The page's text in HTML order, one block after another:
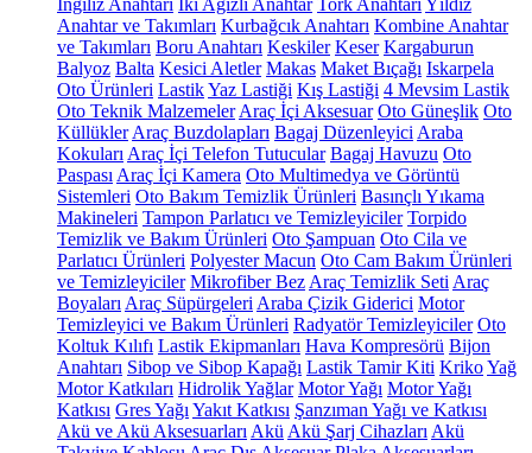
İngiliz Anahtarı İki Ağızlı Anahtar Tork Anahtarı Yıldız
Anahtar ve Takımları Kurbağcık Anahtarı Kombine Anahtar
ve Takımları Boru Anahtarı Keskiler Keser Kargaburun
Balyoz Balta Kesici Aletler Makas Maket Bıçağı Iskarpela
Oto Ürünleri LastikYaz Lastiği Kış Lastiği 4 Mevsim Lastik
Oto Teknik Malzemeler Araç İçi Aksesuar Oto Güneşlik Oto
Küllükler Araç Buzdolapları Bagaj Düzenleyici Araba
Kokuları Araç İçi Telefon Tutucular Bagaj Havuzu Oto
Paspası Araç İçi Kamera Oto Multimedya ve Görüntü
Sistemleri Oto Bakım Temizlik Ürünleri Basınçlı Yıkama
Makineleri Tampon Parlatıcı ve Temizleyiciler Torpido
Temizlik ve Bakım Ürünleri Oto Şampuan Oto Cila ve
Parlatıcı Ürünleri Polyester Macun Oto Cam Bakım Ürünleri
ve Temizleyiciler Mikrofiber Bez Araç Temizlik Seti Araç
Boyaları Araç Süpürgeleri Araba Çizik Giderici Motor
Temizleyici ve Bakım Ürünleri Radyatör Temizleyiciler Oto
Koltuk Kılıfı Lastik Ekipmanları Hava Kompresörü Bijon
Anahtarı Sibop ve Sibop Kapağı Lastik Tamir Kiti KrikoYağ
Motor Katkıları Hidrolik Yağlar Motor Yağı Motor Yağı
Katkısı Gres Yağı Yakıt Katkısı Şanzıman Yağı ve Katkısı
Akü ve Akü Aksesuarları Akü Akü Şarj Cihazları Akü